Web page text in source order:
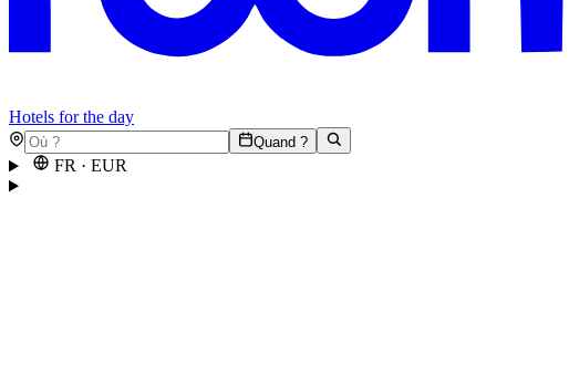
Hotels for the day
Quand ?
FR · EUR